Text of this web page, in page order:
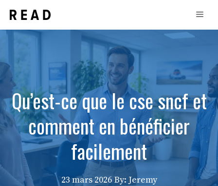
contenu
Qu’est-ce que le cse sncf et
comment en bénéficier
facilement
23 mars 2026 By: Jeremy